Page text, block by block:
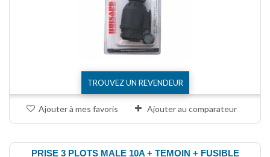
TROUVEZ UN REVENDEUR
Ajouter à mes favoris Ajouter au comparateur
PRISE 3 PLOTS MALE 10A + TEMOIN + FUSIBLE